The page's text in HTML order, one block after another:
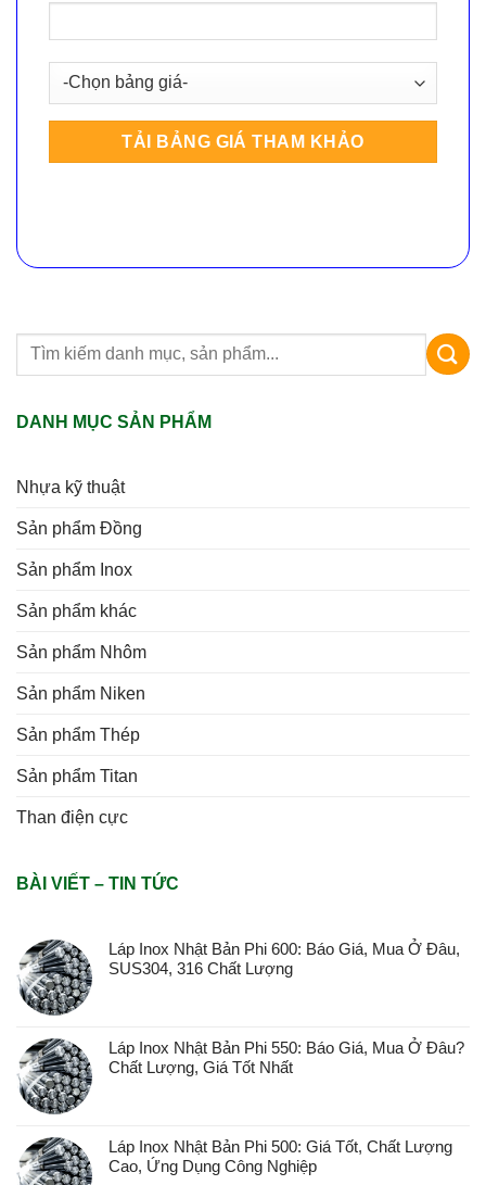
DANH MỤC SẢN PHẨM
Nhựa kỹ thuật
Sản phẩm Đồng
Sản phẩm Inox
Sản phẩm khác
Sản phẩm Nhôm
Sản phẩm Niken
Sản phẩm Thép
Sản phẩm Titan
Than điện cực
BÀI VIẾT – TIN TỨC
Láp Inox Nhật Bản Phi 600: Báo Giá, Mua Ở Đâu,
SUS304, 316 Chất Lượng
Láp Inox Nhật Bản Phi 550: Báo Giá, Mua Ở Đâu?
Chất Lượng, Giá Tốt Nhất
Láp Inox Nhật Bản Phi 500: Giá Tốt, Chất Lượng
Cao, Ứng Dụng Công Nghiệp